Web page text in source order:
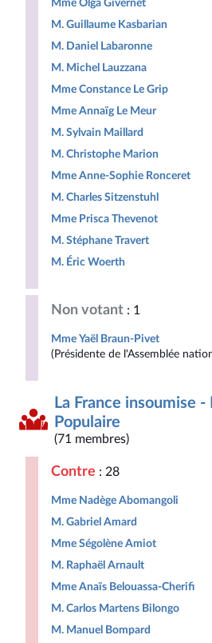
Mme Olga Givernet
M. Guillaume Kasbarian
M. Daniel Labaronne
M. Michel Lauzzana
Mme Constance Le Grip
Mme Annaïg Le Meur
M. Sylvain Maillard
M. Christophe Marion
Mme Anne-Sophie Ronceret
M. Charles Sitzenstuhl
Mme Prisca Thevenot
M. Stéphane Travert
M. Éric Woerth
Non votant : 1
Mme Yaël Braun-Pivet
(Présidente de l'Assemblée
La France insoumise
Populaire
(71 membres)
Contre : 28
Mme Nadège Abomangoli
M. Gabriel Amard
Mme Ségolène Amiot
M. Raphaël Arnault
Mme Anaïs Belouassa-Cherifi
M. Carlos Martens Bilongo
M. Manuel Bompard